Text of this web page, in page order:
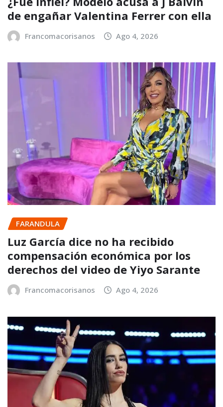
de engañar Valentina Ferrer con ella
Francomacorisanos Ago 4, 2026
FARANDULA
Luz García dice no ha recibido
compensación económica por los
derechos del video de Yiyo Sarante
Francomacorisanos Ago 4, 2026